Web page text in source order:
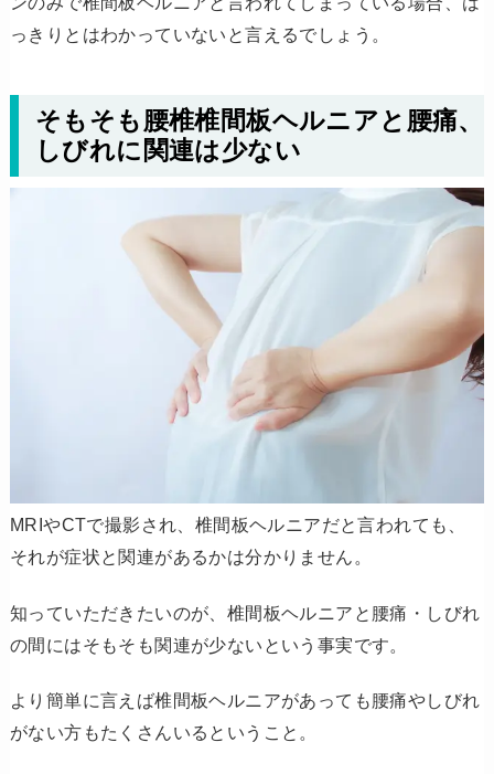
っきりとはわかっていないと言えるでしょう。
そもそも腰椎椎間板ヘルニアと腰痛、
しびれに関連は少ない
MRIやCTで撮影され、椎間板ヘルニアだと言われても、
それが症状と関連があるかは分かりません。
知っていただきたいのが、椎間板ヘルニアと腰痛・しびれ
の間にはそもそも関連が少ないという事実です。
より簡単に言えば椎間板ヘルニアがあっても腰痛やしびれ
がない方もたくさんいるということ。